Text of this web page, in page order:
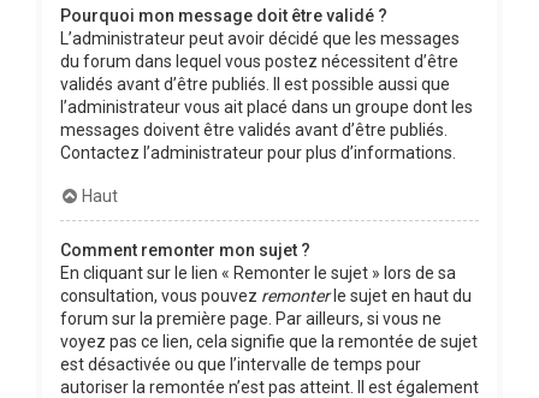
Pourquoi mon message doit être validé ?
L’administrateur peut avoir décidé que les messages
du forum dans lequel vous postez nécessitent d’être
validés avant d’être publiés. Il est possible aussi que
l’administrateur vous ait placé dans un groupe dont les
messages doivent être validés avant d’être publiés.
Contactez l’administrateur pour plus d’informations.
Haut
Comment remonter mon sujet ?
En cliquant sur le lien « Remonter le sujet » lors de sa
consultation, vous pouvez remonterle sujet en haut du
forum sur la première page. Par ailleurs, si vous ne
voyez pas ce lien, cela signifie que la remontée de sujet
est désactivée ou que l’intervalle de temps pour
autoriser la remontée n’est pas atteint. Il est également